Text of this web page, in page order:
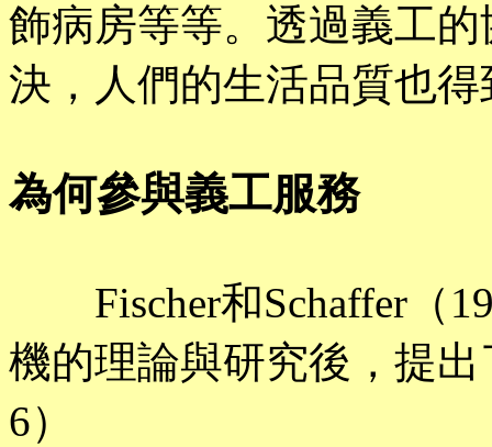
飾病房等等。透過義工
決，人們的生活品質也
為何參與義工服務
Fischer和Schaffer（
機的理論與研究後，提
6）